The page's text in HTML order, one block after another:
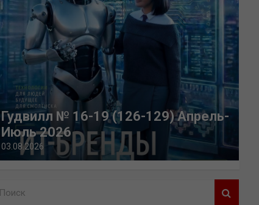
Гудвилл № 16-19 (126-129) Апрель-
Июль 2026
03.08.2026